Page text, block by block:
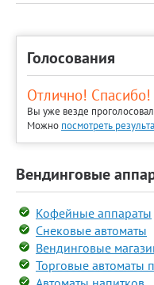
Голосования
Отлично! Спасибо!
Вы уже везде
Можно посмотреть
Вендинговые
Кофейные аппараты
Снековые автоматы
Вендинговые
Торговые автоматы